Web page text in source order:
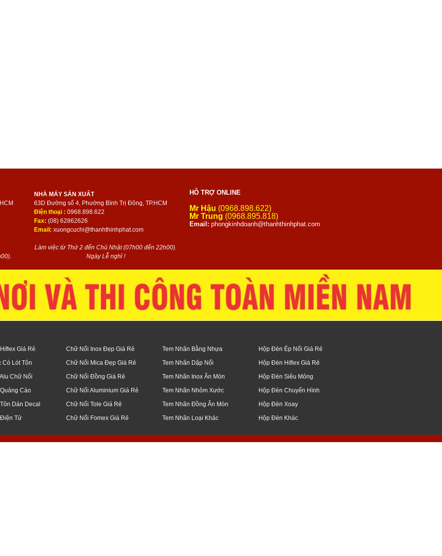
NHÀ MÁY SẢN XUẤT
63D Đường số 4, Phường Bình Trị Đông, TP.HCM
Điện thoại : 0968.898.622
Fax: (08) 62862626
Email: xuongcuchi@thanhthinhphat.com
Làm việc từ Thứ 2 đến Chủ Nhật (07h00 đến 22h00).
Ngày Lễ nghỉ !
HỖ TRỢ ONLINE
Mr Hậu (0968.898.622)
Mr Trung (0968.895.818)
Email: phongkinhdoanh@thanhthinhphat.com
Giá Rẻ
Có Lót Tôn
Chữ Nổi
Cáo
Dán Decal
Tử
Chữ Nổi Inox Đẹp Giá Rẻ
Chữ Nổi Mica Đẹp Giá Rẻ
Chữ Nổi Đồng Giá Rẻ
Chữ Nổi Aluminium Giá Rẻ
Chữ Nổi Tole Giá Rẻ
Chữ Nổi Fomex Giá Rẻ
Tem Nhãn Bằng Nhựa
Tem Nhãn Dập Nổi
Tem Nhãn Inox Ăn Mòn
Tem Nhãn Nhôm Xước
Tem Nhãn Đồng Ăn Mòn
Tem Nhãn Loại Khác
Hộp Đèn Ép Nổi Giá Rẻ
Hộp Đèn Hiflex Giá Rẻ
Hộp Đèn Siêu Mỏng
Hộp Đèn Chuyển Hình
Hộp Đèn Xoay
Hộp Đèn Khác
bình thạnh, thủ đức, q7, bình chánh, củ chi, q12, đà nẵng, bạc liêu, tiền giang, mỹ tho, vĩnh long, nghệ an, hà nội
ốp, bảng, biển, hiệu, led, điện tử, ma trận, giá, rẻ, gia công, inox, chữ nổi, đẹp, hình ảnh, kiếng, hoa cương